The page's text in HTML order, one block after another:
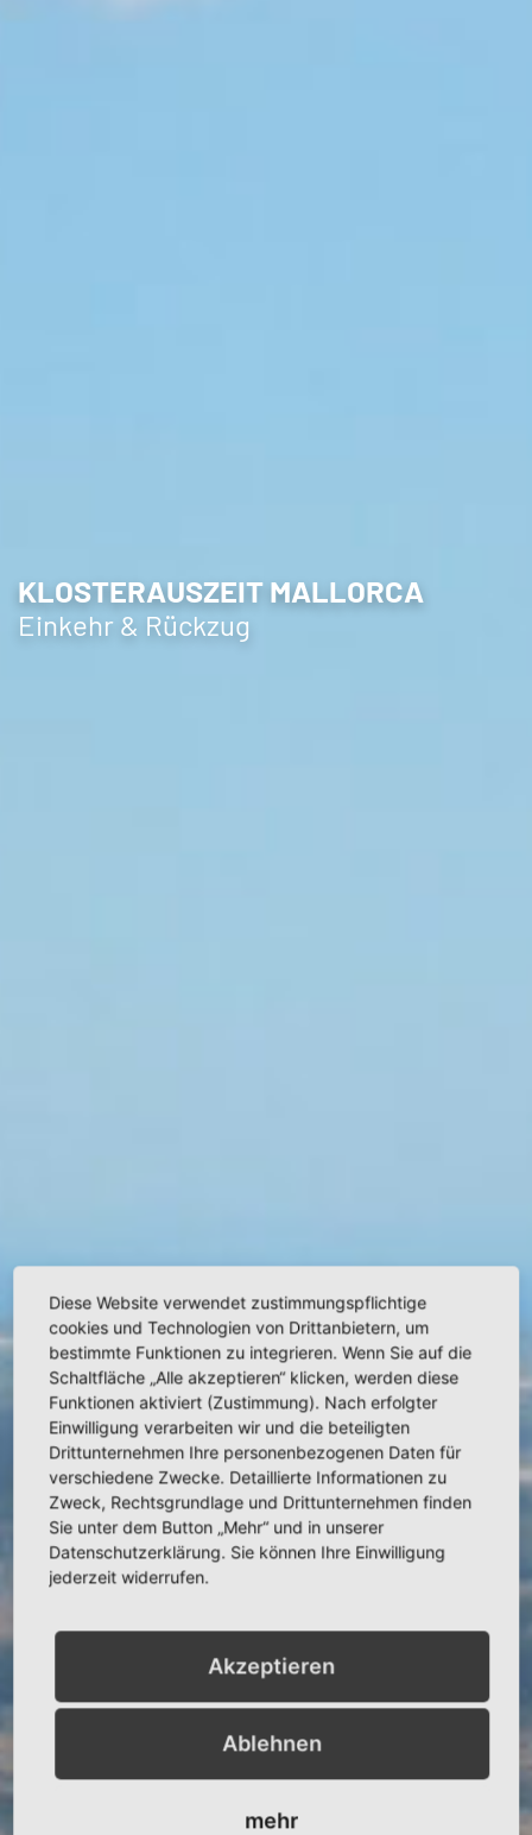
KLOSTERAUSZEIT MALLORCA
Einkehr & Rückzug
Diese Website verwendet zustimmungspflichtige
cookies und Technologien von Drittanbietern, um
bestimmte Funktionen zu integrieren. Wenn Sie auf die
Schaltfläche „Alle akzeptieren“ klicken, werden diese
Funktionen aktiviert (Zustimmung). Nach erfolgter
Einwilligung verarbeiten wir und die beteiligten
Drittunternehmen Ihre personenbezogenen Daten für
verschiedene Zwecke. Detaillierte Informationen zu
Zweck, Rechtsgrundlage und Drittunternehmen finden
Sie unter dem Button „Mehr“ und in unserer
Datenschutzerklärung. Sie können Ihre Einwilligung
jederzeit widerrufen.
Akzeptieren
Ablehnen
mehr